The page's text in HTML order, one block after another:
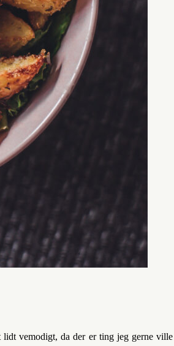
vemodigt, da der er ting jeg gerne